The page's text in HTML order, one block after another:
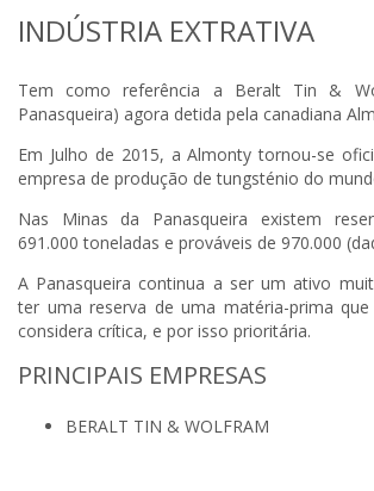
INDÚSTRIA EXTRATIVA
Tem como referência a Beralt Tin &
Panasqueira) agora detida pela canadiana
Em Julho de 2015, a Almonty tornou-se
empresa de produção de tungsténio do
Nas Minas da Panasqueira existem
691.000 toneladas e prováveis de 970.000
A Panasqueira continua a ser um ativo
ter uma reserva de uma matéria-prima
considera crítica, e por isso prioritária.
PRINCIPAIS EMPRESAS
BERALT TIN & WOLFRAM